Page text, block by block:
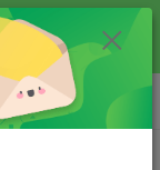
zatvorené.
po 12.08.2026.
za0,00 EUR